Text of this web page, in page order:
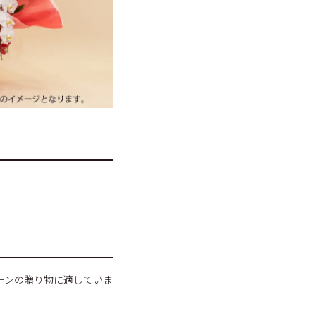
の贈り物に適していま